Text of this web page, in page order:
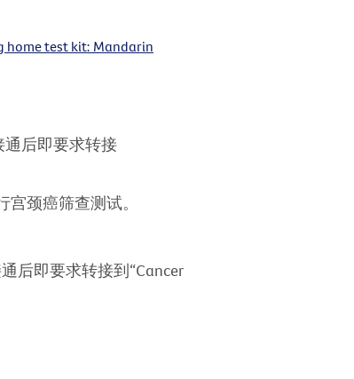
home test kit: Mandarin
后即要求转接
颈癌筛查测试。
后即要求转接到“Cancer